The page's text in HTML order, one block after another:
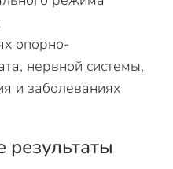
опорно-
нервной системы,
и заболеваниях